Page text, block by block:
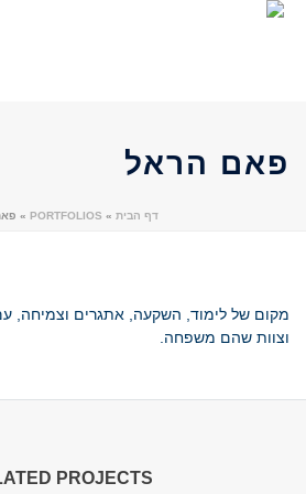
פאם הראל
דף הבית »
PORTFOLIOS
»
מקום של לימוד, השקעה, אתגרים וצמיחה,
וצוות שהם משפחה.
PROJECTS